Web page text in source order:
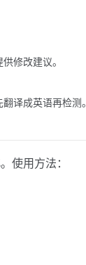
修改建议。
译成英语再检测。
使用方法：